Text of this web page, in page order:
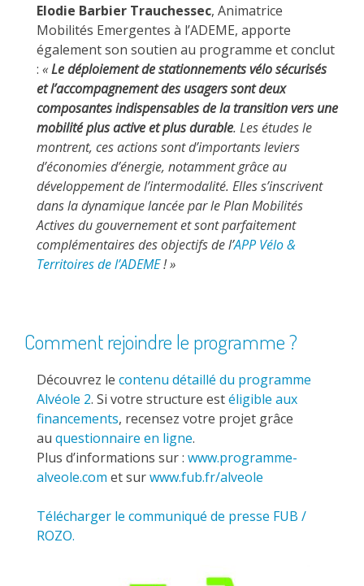
Elodie Barbier Trauchessec, Animatrice
Mobilités Emergentes à l’ADEME, apporte
également son soutien au programme et conclut
: «Le déploiement de stationnements vélo sécurisés
et l’accompagnement des usagers sont deux
composantes indispensables de la transition vers une
mobilité plus active et plus durable. Les études le
montrent, ces actions sont d’importants leviers
d’économies d’énergie, notamment grâce au
développement de l’intermodalité. Elles s’inscrivent
dans la dynamique lancée par le Plan Mobilités
Actives du gouvernement et sont parfaitement
complémentaires des objectifs de l’APP Vélo &
Territoires de l’ADEME! »
Comment rejoindre le programme ?
Découvrez le contenu détaillé du programme
Alvéole 2. Si votre structure estéligible aux
financements, recensez votre projet grâce
au questionnaire en ligne.
Plus d’informations sur : www.programme-
alveole.com et surwww.fub.fr/alveole
Télécharger le communiqué de presse FUB /
ROZO.